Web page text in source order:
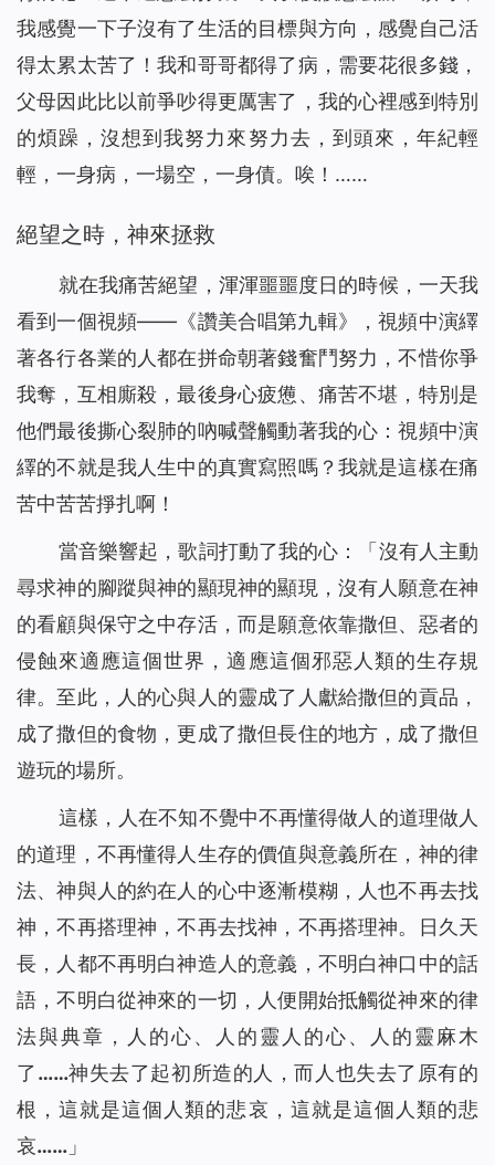
我感覺一下子沒有了生活的目標與方向，感覺自己活
得太累太苦了！我和哥哥都得了病，需要花很多錢，
父母因此比以前爭吵得更厲害了，我的心裡感到特別
的煩躁，沒想到我努力來努力去，到頭來，年紀輕
輕，一身病，一場空，一身債。唉！……
絕望之時，神來拯救
就在我痛苦絕望，渾渾噩噩度日的時候，一天我
看到一個視頻——《讚美合唱第九輯》，視頻中演繹
著各行各業的人都在拼命朝著錢奮鬥努力，不惜你爭
我奪，互相廝殺，最後身心疲憊、痛苦不堪，特別是
他們最後撕心裂肺的吶喊聲觸動著我的心：視頻中演
繹的不就是我人生中的真實寫照嗎？我就是這樣在痛
苦中苦苦掙扎啊！
當音樂響起，歌詞打動了我的心：「 沒有人主動
尋求神的腳蹤與神的顯現神的顯現，沒有人願意在神
的看顧與保守之中存活，而是願意依靠撒但、惡者的
侵蝕來適應這個世界，適應這個邪惡人類的生存規
律。至此，人的心與人的靈成了人獻給撒但的貢品，
成了撒但的食物，更成了撒但長住的地方，成了撒但
遊玩的場所。
這樣，人在不知不覺中不再懂得做人的道理做人
的道理，不再懂得人生存的價值與意義所在，神的律
法、神與人的約在人的心中逐漸模糊，人也不再去找
神，不再搭理神，不再去找神，不再搭理神。日久天
長，人都不再明白神造人的意義，不明白神口中的話
語，不明白從神來的一切，人便開始抵觸從神來的律
法與典章，人的心、人的靈人的心、人的靈麻木
了……神失去了起初所造的人，而人也失去了原有的
根，這就是這個人類的悲哀，這就是這個人類的悲
哀…… 」